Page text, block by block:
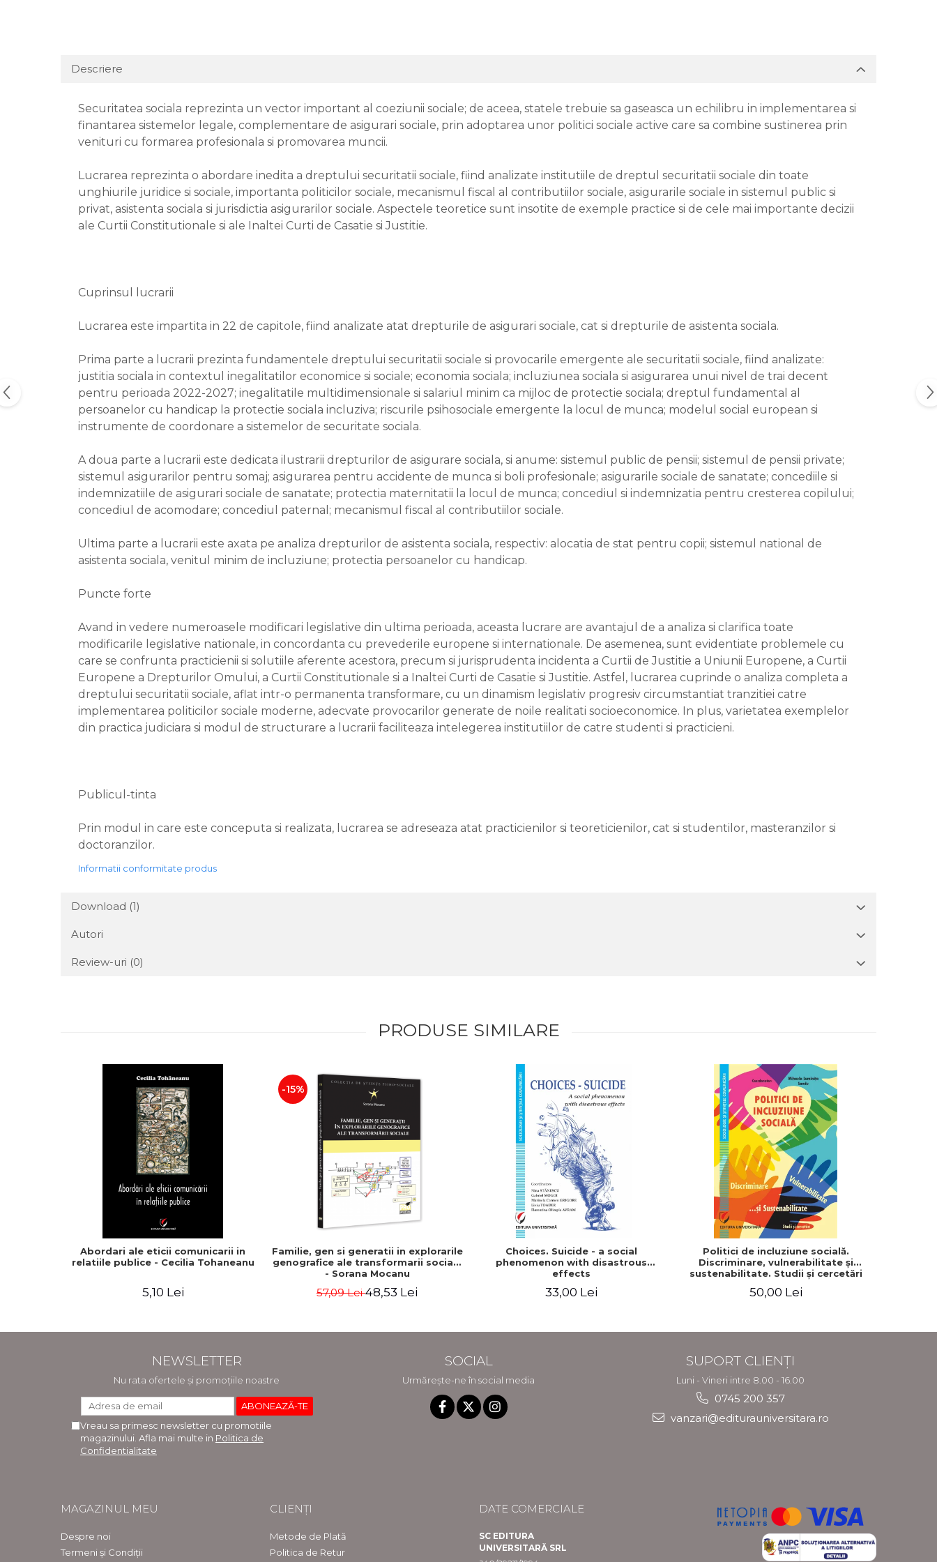
Descriere
Securitatea sociala reprezinta un vector important al coeziunii sociale; de aceea, statele trebuie sa gaseasca un echilibru in implementarea si
finantarea sistemelor legale, complementare de asigurari sociale, prin adoptarea unor politici sociale active care sa combine sustinerea prin
venituri cu formarea profesionala si promovarea muncii.
Lucrarea reprezinta o abordare inedita a dreptului securitatii sociale, fiind analizate institutiile de dreptul securitatii sociale din toate
unghiurile juridice si sociale, importanta politicilor sociale, mecanismul fiscal al contributiilor sociale, asigurarile sociale in sistemul public si
privat, asistenta sociala si jurisdictia asigurarilor sociale. Aspectele teoretice sunt insotite de exemple practice si de cele mai importante decizii
ale Curtii Constitutionale si ale Inaltei Curti de Casatie si Justitie.
Cuprinsul lucrarii
Lucrarea este impartita in 22 de capitole, fiind analizate atat drepturile de asigurari sociale, cat si drepturile de asistenta sociala.
Prima parte a lucrarii prezinta fundamentele dreptului securitatii sociale si provocarile emergente ale securitatii sociale, fiind analizate:
justitia sociala in contextul inegalitatilor economice si sociale; economia sociala; incluziunea sociala si asigurarea unui nivel de trai decent
pentru perioada 2022-2027; inegalitatile multidimensionale si salariul minim ca mijloc de protectie sociala; dreptul fundamental al
persoanelor cu handicap la protectie sociala incluziva; riscurile psihosociale emergente la locul de munca; modelul social european si
instrumente de coordonare a sistemelor de securitate sociala.
A doua parte a lucrarii este dedicata ilustrarii drepturilor de asigurare sociala, si anume: sistemul public de pensii; sistemul de pensii private;
sistemul asigurarilor pentru somaj; asigurarea pentru accidente de munca si boli profesionale; asigurarile sociale de sanatate; concediile si
indemnizatiile de asigurari sociale de sanatate; protectia maternitatii la locul de munca; concediul si indemnizatia pentru cresterea copilului;
concediul de acomodare; concediul paternal; mecanismul fiscal al contributiilor sociale.
Ultima parte a lucrarii este axata pe analiza drepturilor de asistenta sociala, respectiv: alocatia de stat pentru copii; sistemul national de
asistenta sociala, venitul minim de incluziune; protectia persoanelor cu handicap.
Puncte forte
Avand in vedere numeroasele modificari legislative din ultima perioada, aceasta lucrare are avantajul de a analiza si clarifica toate
modificarile legislative nationale, in concordanta cu prevederile europene si internationale. De asemenea, sunt evidentiate problemele cu
care se confrunta practicienii si solutiile aferente acestora, precum si jurisprudenta incidenta a Curtii de Justitie a Uniunii Europene, a Curtii
Europene a Drepturilor Omului, a Curtii Constitutionale si a Inaltei Curti de Casatie si Justitie. Astfel, lucrarea cuprinde o analiza completa a
dreptului securitatii sociale, aflat intr-o permanenta transformare, cu un dinamism legislativ progresiv circumstantiat tranzitiei catre
implementarea politicilor sociale moderne, adecvate provocarilor generate de noile realitati socioeconomice. In plus, varietatea exemplelor
din practica judiciara si modul de structurare a lucrarii faciliteaza intelegerea institutiilor de catre studenti si practicieni.
Publicul-tinta
Prin modul in care este conceputa si realizata, lucrarea se adreseaza atat practicienilor si teoreticienilor, cat si studentilor, masteranzilor si
doctoranzilor.
Informatii conformitate produs
Download (1)
Autori
Review-uri (0)
PRODUSE SIMILARE
Abordari ale eticii comunicarii in
relatiile publice - Cecilia Tohaneanu
5,10 Lei
-15%
Familie, gen si generatii in explorarile
genografice ale transformarii sociale
- Sorana Mocanu
57,09 Lei48,53 Lei
Choices. Suicide - a social
phenomenon with disastrous
effects
33,00 Lei
Politici de incluziune socială.
Discriminare, vulnerabilitate şi
sustenabilitate. Studii şi cercetări
50,00 Lei
NEWSLETTER
Nu rata ofertele și promoțiile noastre
Vreau sa primesc newsletter cu promotiile
magazinului. Afla mai multe in Politica de
Confidentialitate
SOCIAL
Urmărește-ne în social media
SUPORT CLIENȚI
Luni - Vineri intre 8.00 - 16.00
0745 200 357
vanzari@editurauniversitara.ro
MAGAZINUL MEU
Despre noi
Termeni și Condiții
CLIENȚI
Metode de Plată
Politica de Retur
DATE COMERCIALE
SC EDITURA
UNIVERSITARĂ SRL